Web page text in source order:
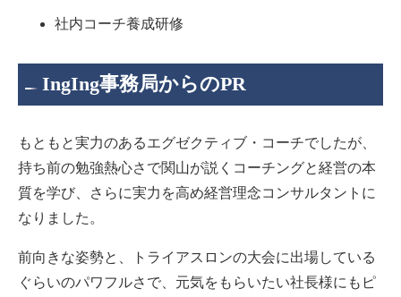
社内コーチ養成研修
IngIng事務局からのPR
もともと実力のあるエグゼクティブ・コーチでしたが、
持ち前の勉強熱心さで関山が説くコーチングと経営の本
質を学び、さらに実力を高め経営理念コンサルタントに
なりました。
前向きな姿勢と、トライアスロンの大会に出場している
ぐらいのパワフルさで、元気をもらいたい社長様にもピ